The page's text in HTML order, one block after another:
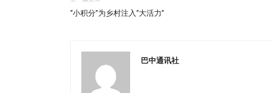
“小积分”为乡村注入“大活力”
巴中通讯社